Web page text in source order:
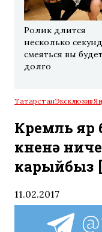
Ролик длится
несколько
смеяться вы
долго
ТатарстанЭксклюзив
Кремль яр
көненә
карыйбыз
11.02.2017